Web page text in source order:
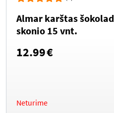
Almar karštas
skonio 15 vnt.
12.99€
Neturime